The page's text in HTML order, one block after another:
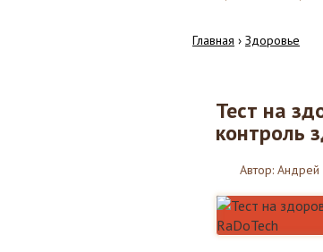
Главная › Здоровье
Тест на
контроль
Автор: Андрей